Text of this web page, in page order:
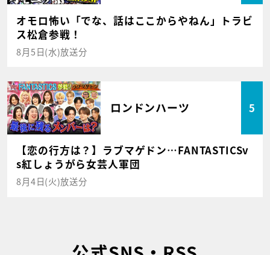
オモロ怖い「でな、話はここからやねん」トラビ
ス松倉参戦！
8月5日(水)放送分
ロンドンハーツ 5
【恋の行方は？】ラブマゲドン…FANTASTICSv
s紅しょうがら女芸人軍団
8月4日(火)放送分